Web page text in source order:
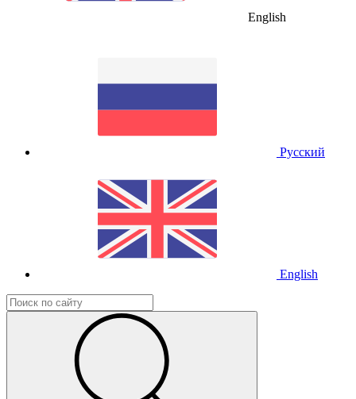
English
Русский
English